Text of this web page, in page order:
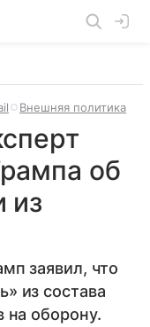
Внешняя политика
об
из
заявил, что
из состава
на оборону.